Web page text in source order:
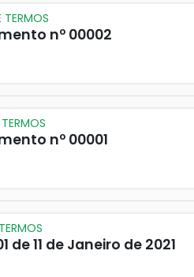
nº 00002
nº 00001
11 de Janeiro de 2021